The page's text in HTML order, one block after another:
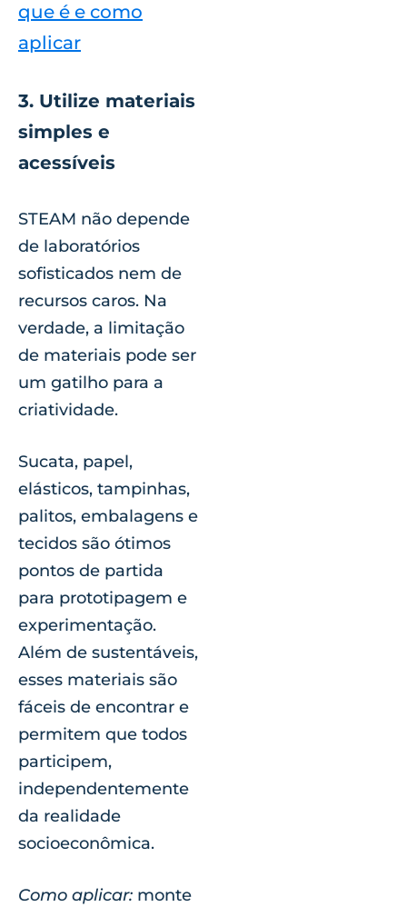
que é e como
aplicar
3. Utilize materiais
simples e
acessíveis
STEAM não depende
de laboratórios
sofisticados nem de
recursos caros. Na
verdade, a limitação
de materiais pode ser
um gatilho para a
criatividade.
Sucata, papel,
elásticos, tampinhas,
palitos, embalagens e
tecidos são ótimos
pontos de partida
para prototipagem e
experimentação.
Além de sustentáveis,
esses materiais são
fáceis de encontrar e
permitem que todos
participem,
independentemente
da realidade
socioeconômica.
Como aplicar: monte